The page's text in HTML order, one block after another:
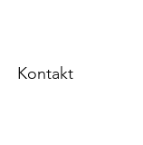
Kontakt